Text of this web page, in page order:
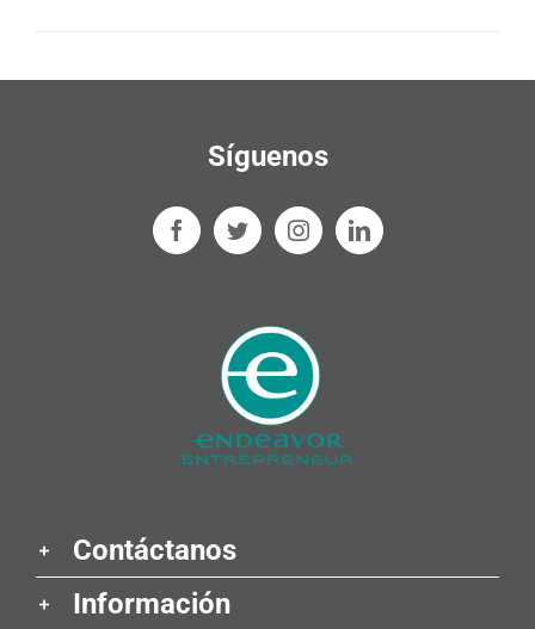
Síguenos
Contáctanos
Información